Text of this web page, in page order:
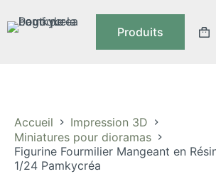
au
contenu
Produits
Accueil
Impression 3D
Miniatures pour dioramas
Figurine Fourmilier Mangeant en
1/24 Pamkycréa